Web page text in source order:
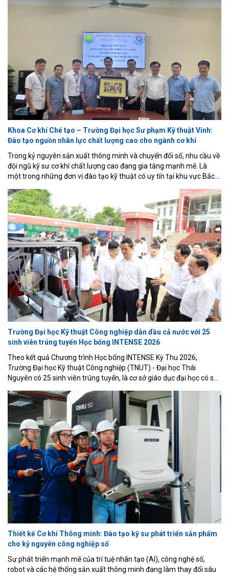
biến lực (loadcell + HX711), biến trở đo góc khớp, vi điều khiển
Khoa Cơ khí Chế tạo – Trường Đại học Sư phạm Kỹ thuật Vinh:
Đào tạo nguồn nhân lực chất lượng cao cho ngành cơ khí
Trong kỷ nguyên sản xuất thông minh và chuyển đổi số, nhu cầu về
đội ngũ kỹ sư cơ khí chất lượng cao đang gia tăng mạnh mẽ. Là
một trong những đơn vị đào tạo kỹ thuật có uy tín tại khu vực Bắc
Vinh đang từng bước khẳng định vị thế thông qua mô hình đào tạo
gắn với doanh nghiệp, nghiên cứu ứng dụng và đổi mới sáng tạo.
Trường Đại học Kỹ thuật Công nghiệp dẫn đầu cả nước với 25
sinh viên trúng tuyển Học bổng INTENSE 2026
Theo kết quả Chương trình Học bổng INTENSE Kỳ Thu 2026,
Trường Đại học Kỹ thuật Công nghiệp (TNUT) - Đại học Thái
Nguyên có 25 sinh viên trúng tuyển, là cơ sở giáo dục đại học có số
Việt Nam nhận học bổng năm nay.
Thiết kế Cơ khí Thông minh: Đào tạo kỹ sư phát triển sản phẩm
cho kỷ nguyên công nghiệp số
Sự phát triển mạnh mẽ của trí tuệ nhân tạo (AI), công nghệ số,
robot và các hệ thống sản xuất thông minh đang làm thay đổi sâu